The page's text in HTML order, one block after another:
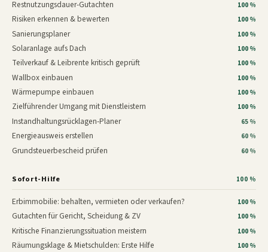
Restnutzungsdauer-Gutachten 100 %
Risiken erkennen & bewerten 100 %
Sanierungsplaner 100 %
Solaranlage aufs Dach 100 %
Teilverkauf & Leibrente kritisch geprüft 100 %
Wallbox einbauen 100 %
Wärmepumpe einbauen 100 %
Zielführender Umgang mit Dienstleistern 100 %
Instandhaltungsrücklagen-Planer 65 %
Energieausweis erstellen 60 %
Grundsteuerbescheid prüfen 60 %
Sofort-Hilfe 100 %
Erbimmobilie: behalten, vermieten oder verkaufen? 100 %
Gutachten für Gericht, Scheidung & ZV 100 %
Kritische Finanzierungssituation meistern 100 %
Räumungsklage & Mietschulden: Erste Hilfe 100 %